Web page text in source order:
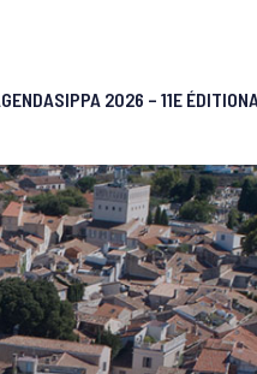
SIPPA 2026 – 11E ÉDITION